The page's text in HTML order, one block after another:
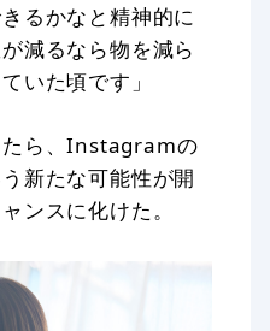
るかなと精神的に
減るなら物を減ら
いた頃です」
たら、Instagramの
新たな可能性が開
ンスに化けた。